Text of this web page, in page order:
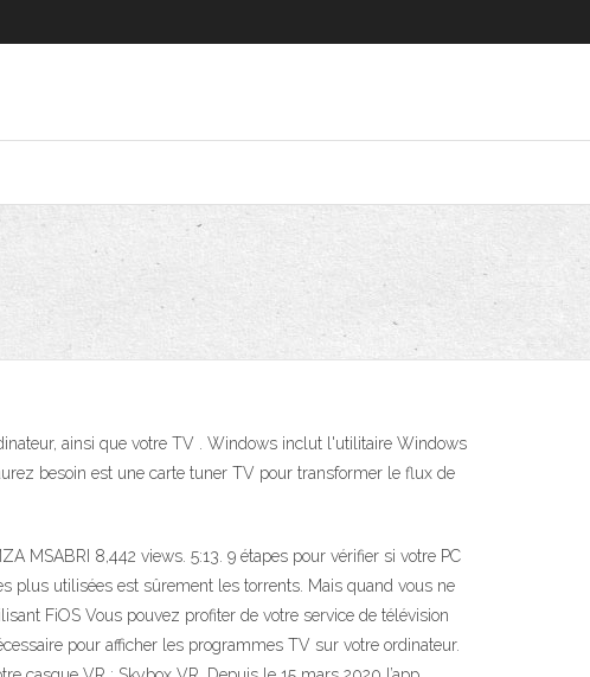
ainsi que votre TV . Windows inclut l'utilitaire Windows
besoin est une carte tuner TV pour transformer le flux de
MSABRI 8,442 views. 5:13. 9 étapes pour vérifier si votre PC
plus utilisées est sûrement les torrents. Mais quand vous ne
FiOS Vous pouvez profiter de votre service de télévision
pour afficher les programmes TV sur votre ordinateur.